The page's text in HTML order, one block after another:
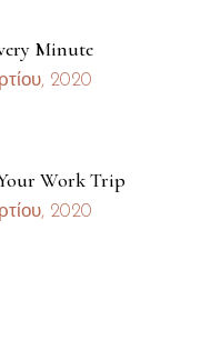
Minute
2020
Work Trip
2020